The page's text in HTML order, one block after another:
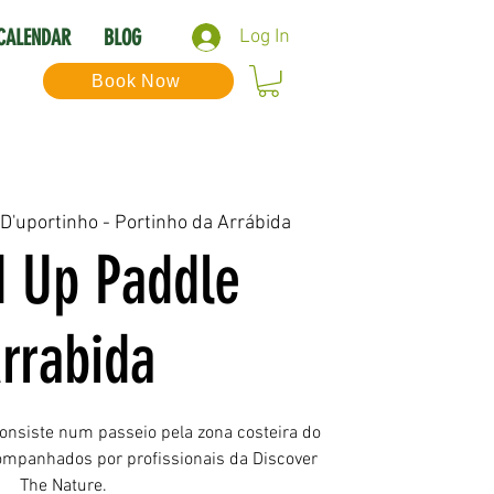
Log In
BLOG
Book Now
- Portinho da Arrábida
Up Paddle
num passeio pela zona costeira do
por profissionais da Discover
The Nature.